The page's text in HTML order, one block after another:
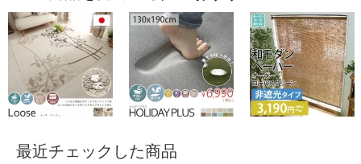
最近チェックした商品